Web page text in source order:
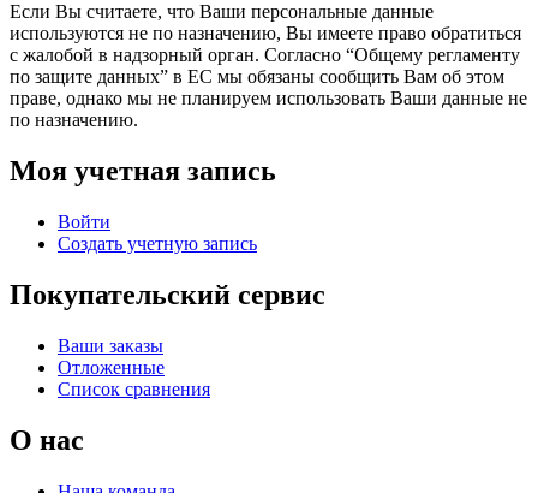
Если Вы считаете, что Ваши персональные данные
используются не по назначению, Вы имеете право обратиться
с жалобой в надзорный орган. Согласно “Общему регламенту
по защите данных” в ЕС мы обязаны сообщить Вам об этом
праве, однако мы не планируем использовать Ваши данные не
по назначению.
Моя учетная запись
Войти
Создать учетную запись
Покупательский сервис
Ваши заказы
Отложенные
Список сравнения
О нас